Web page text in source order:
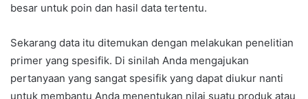
besar untuk poin dan hasil data tertentu.
Sekarang data itu ditemukan dengan melakukan penelitian
primer yang spesifik. Di sinilah Anda mengajukan
pertanyaan yang sangat spesifik yang dapat diukur nanti
untuk membantu Anda menentukan nilai suatu produk atau